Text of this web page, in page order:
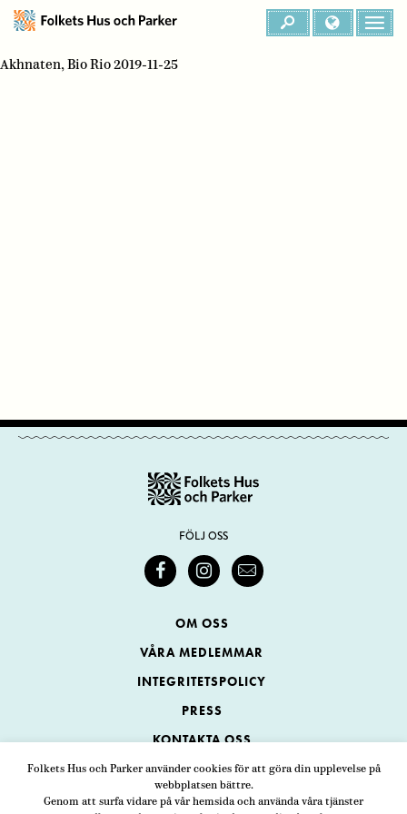
Folkets Hus och Parker använder cookies för att göra din upplevelse på
webbplatsen bättre.
Genom att surfa vidare på vår hemsida och använda våra tjänster
Akhnaten, Bio Rio 2019-11-25
FÖLJ OSS
OM OSS
VÅRA MEDLEMMAR
INTEGRITETSPOLICY
PRESS
KONTAKTA OSS
Folkets Hus och Parker